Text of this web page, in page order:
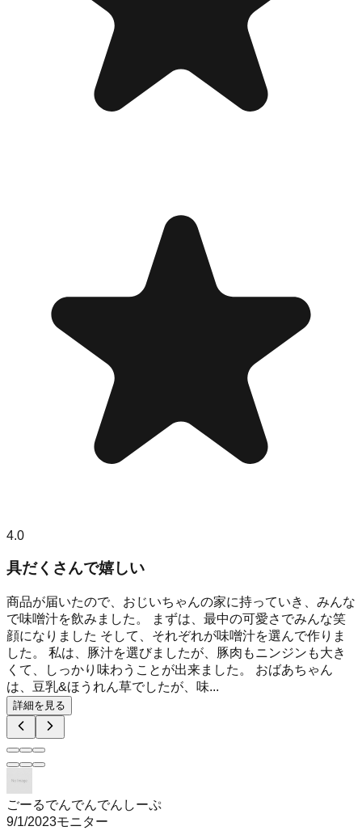
4.0
具だくさんで嬉しい
商品が届いたので、おじいちゃんの家に持っていき、みんな
で味噌汁を飲みました。 まずは、最中の可愛さでみんな笑
顔になりました そして、それぞれが味噌汁を選んで作りま
した。 私は、豚汁を選びましたが、豚肉もニンジンも大き
くて、しっかり味わうことが出来ました。 おばあちゃん
は、豆乳&ほうれん草でしたが、味...
詳細を見る
ごーるでんでんでんしーぷ
9/1/2023モニター